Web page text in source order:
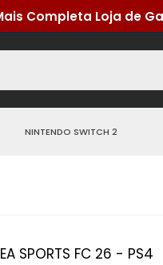
NINTENDO SWITCH 2
EA SPORTS FC 26 - PS4